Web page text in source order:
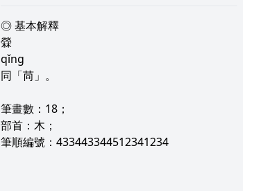
◎ 基本解釋
檾
qǐng
同「苘」。
筆畫數：18；
部首：木；
筆順編號：433443344512341234